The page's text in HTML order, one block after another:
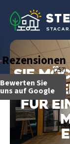
Rezensionen
(257)
Bewerten Sie
uns auf Google
Sie
für